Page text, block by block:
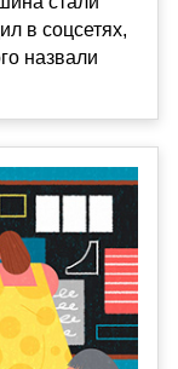
в соцсетях,
назвали